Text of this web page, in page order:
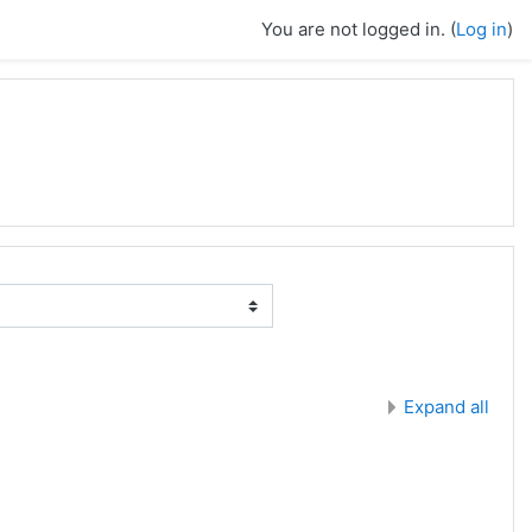
You are not logged in. (Log in)
Expand all